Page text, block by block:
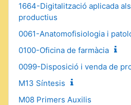
1664-Digitalització aplicada
productius
0061-Anatomofisiologia i
0100-Oficina de farmàcia
0099-Disposició i venda de
M13 Síntesis
M08 Primers Auxilis